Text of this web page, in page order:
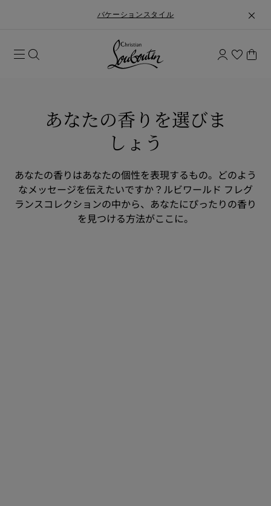
バケーションスタイル
あなたの香りを選びま
しょう​
あなたの香りはあなたの個性を表現するもの。どのよう
なメッセージを伝えたいですか？ルビワールド フレグ
ランスコレクションの中から、あなたにぴったりの香り
を見つける方法がここに。